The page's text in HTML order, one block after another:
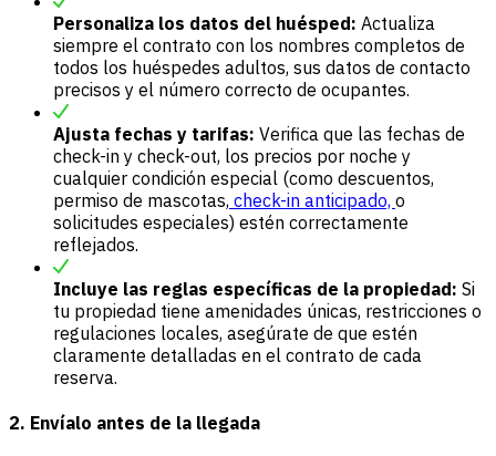
Personaliza los datos del huésped: Actualiza
siempre el contrato con los nombres completos de
todos los huéspedes adultos, sus datos de contacto
precisos y el número correcto de ocupantes.
Ajusta fechas y tarifas: Verifica que las fechas de
check-in y check-out, los precios por noche y
cualquier condición especial (como descuentos,
permiso de mascotas, check-in anticipado, o
solicitudes especiales) estén correctamente
reflejados.
Incluye las reglas específicas de la propiedad: Si
tu propiedad tiene amenidades únicas, restricciones o
regulaciones locales, asegúrate de que estén
claramente detalladas en el contrato de cada
reserva.
2. Envíalo antes de la llegada